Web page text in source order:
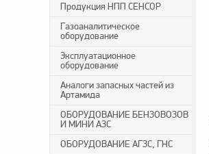
Продукция НПП СЕНСОР
Газоаналитическое
оборудование
Эксплуатационное
оборудование
Аналоги запасных частей из
Артамида
ОБОРУДОВАНИЕ БЕНЗОВОЗОВ
И МИНИ АЗС
ОБОРУДОВАНИЕ АГЗС, ГНС